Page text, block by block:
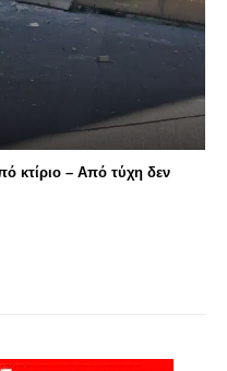
κτίριο – Από τύχη δεν